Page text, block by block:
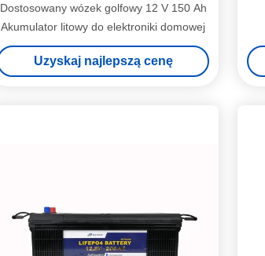
Dostosowany wózek golfowy 12 V 150 Ah
Akumulator litowy do elektroniki domowej
Uzyskaj najlepszą cenę